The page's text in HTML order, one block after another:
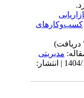
مدیریتی
دریافت: 1403/8/23 | پذیرش: 1404/1/16 | انتشار: